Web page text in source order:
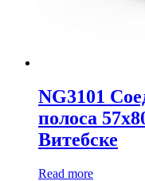
NG3101
полоса
Витебске
Read more